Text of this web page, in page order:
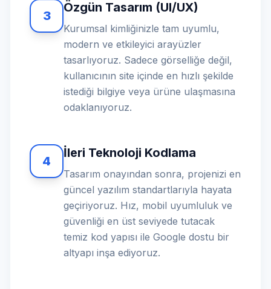
3
Özgün Tasarım (UI/UX)
Kurumsal kimliğinizle tam uyumlu,
modern ve etkileyici arayüzler
tasarlıyoruz. Sadece görselliğe değil,
kullanıcının site içinde en hızlı şekilde
istediği bilgiye veya ürüne ulaşmasına
odaklanıyoruz.
4
İleri Teknoloji Kodlama
Tasarım onayından sonra, projenizi en
güncel yazılım standartlarıyla hayata
geçiriyoruz. Hız, mobil uyumluluk ve
güvenliği en üst seviyede tutacak
temiz kod yapısı ile Google dostu bir
altyapı inşa ediyoruz.